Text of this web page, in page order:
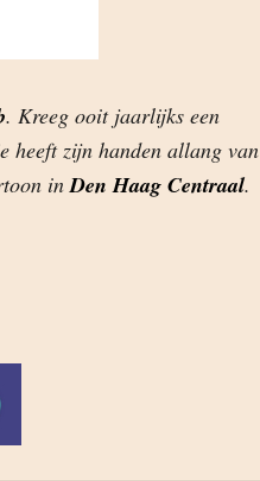
. Kreeg ooit jaarlijks een
heeft zijn handen allang van
inDen Haag Centraal.